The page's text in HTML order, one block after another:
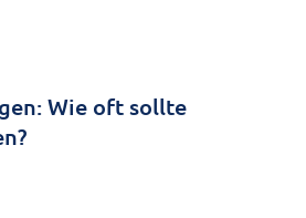
Wie oft sollte